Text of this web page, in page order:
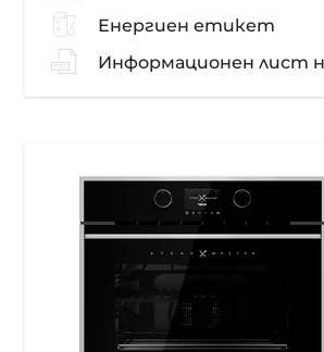
Енергиен етикет
Информационен лист